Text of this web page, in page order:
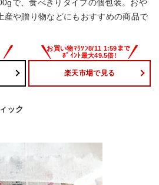
で、食べきりタイプの個包装。おや
産や贈り物などにもおすすめの商品で
楽天市場で見る
ック